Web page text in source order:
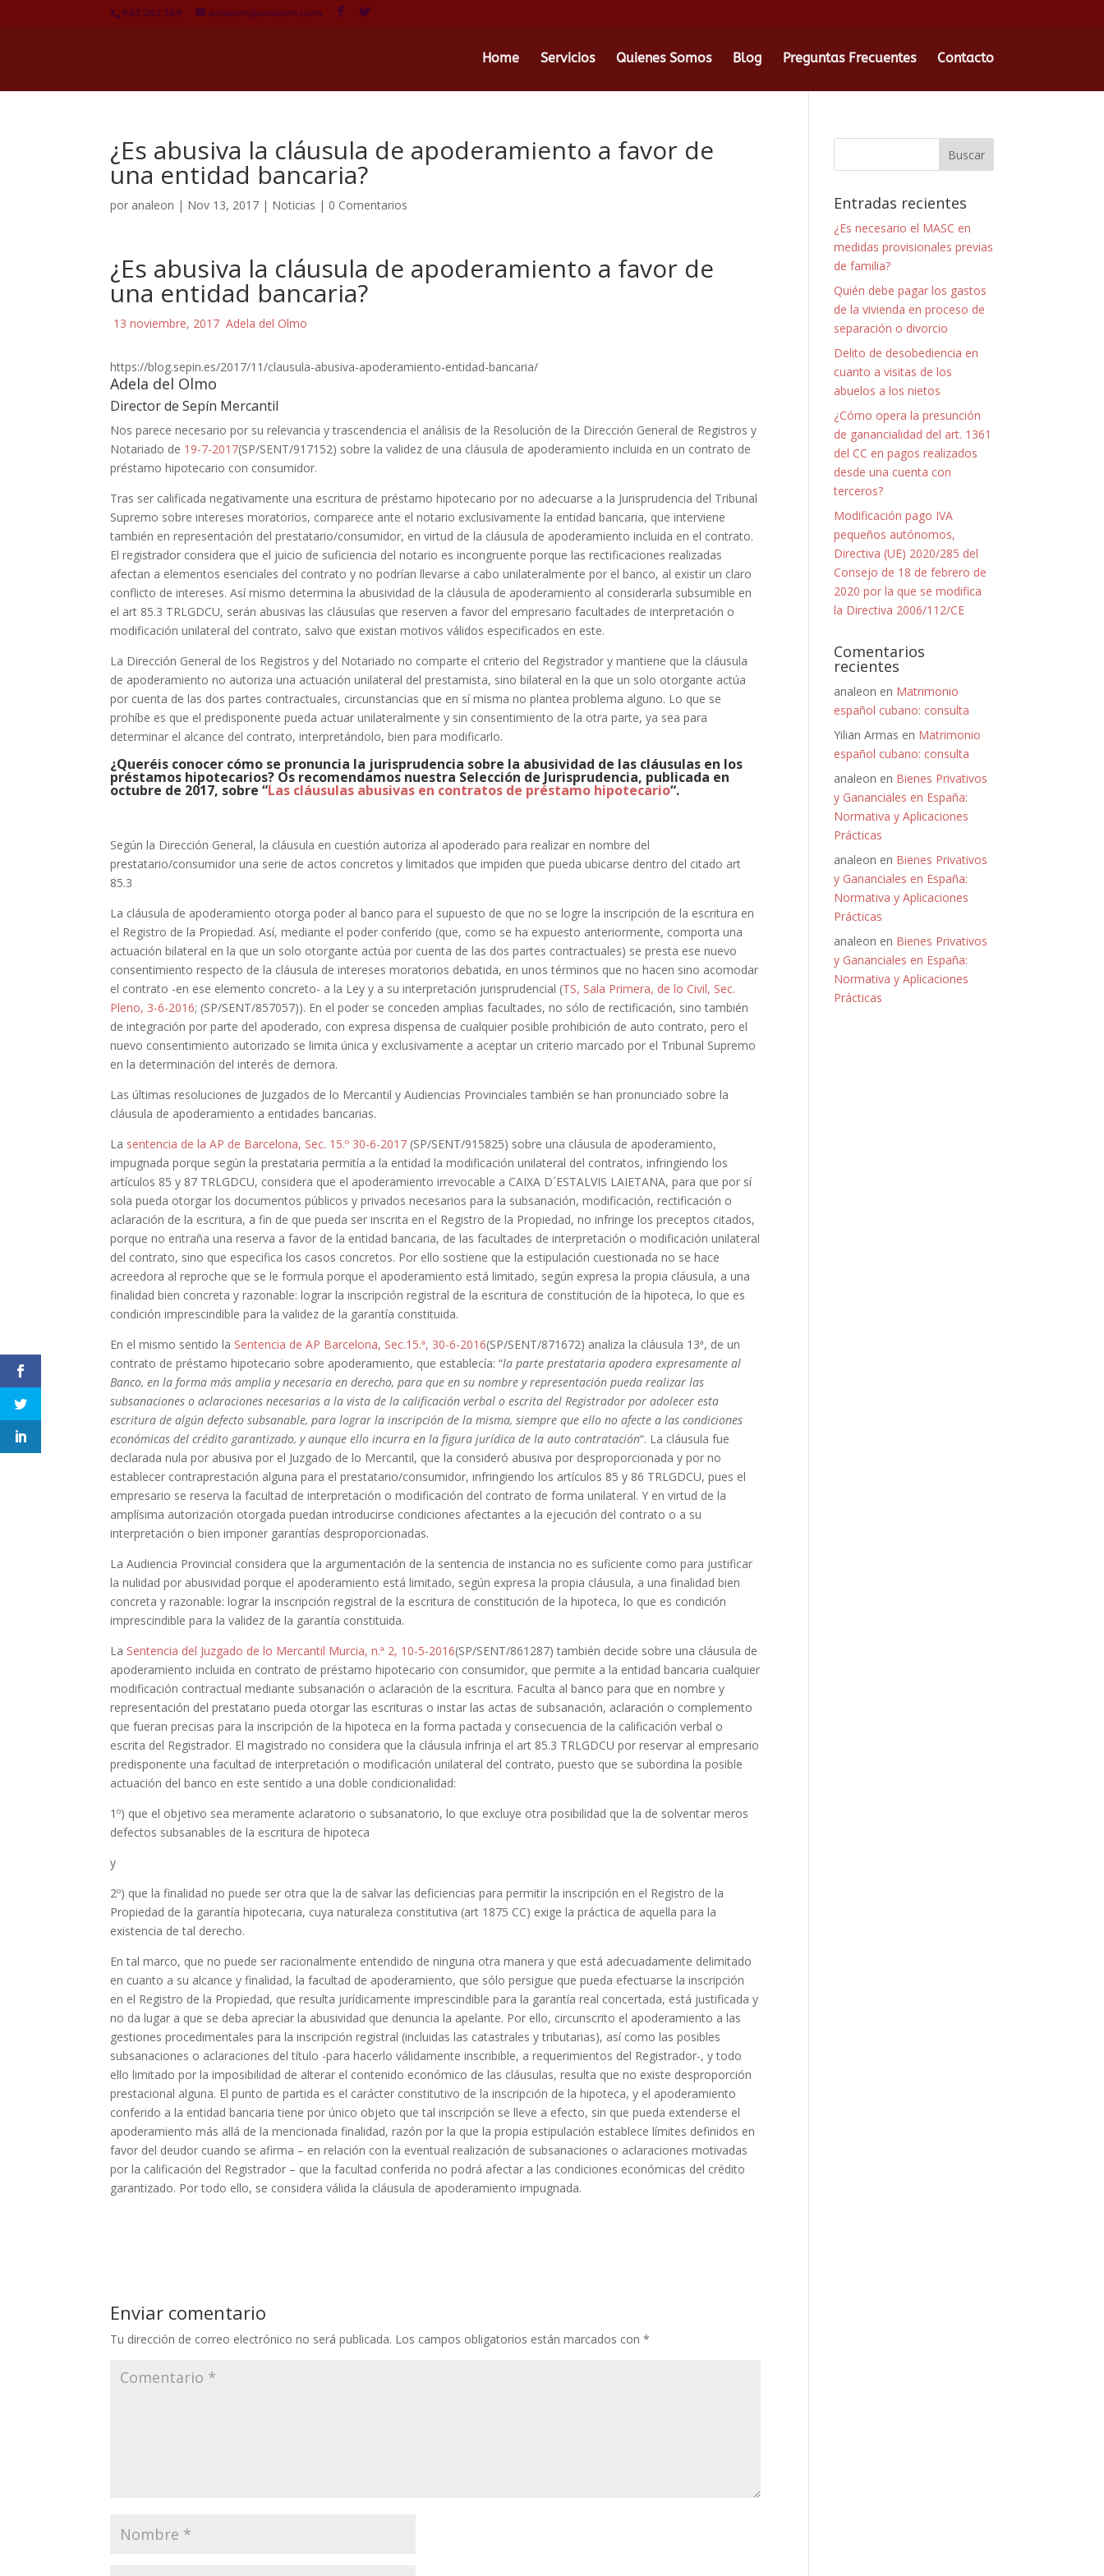
983 262 389 analeon@analeon.com
Home Servicios Quienes Somos Blog Preguntas Frecuentes Contacto
¿Es abusiva la cláusula de apoderamiento a favor de
una entidad bancaria?
por analeon | Nov 13, 2017 | Noticias | 0 Comentarios
¿Es abusiva la cláusula de apoderamiento a favor de
una entidad bancaria?
13 noviembre, 2017 Adela del Olmo
https://blog.sepin.es/2017/11/clausula-abusiva-apoderamiento-entidad-bancaria/
Adela del Olmo
Director de Sepín Mercantil
Nos parece necesario por su relevancia y trascendencia el análisis de la Resolución de la Dirección General de Registros y
Notariado de 19-7-2017(SP/SENT/917152) sobre la validez de una cláusula de apoderamiento incluida en un contrato de
préstamo hipotecario con consumidor.
Tras ser calificada negativamente una escritura de préstamo hipotecario por no adecuarse a la Jurisprudencia del Tribunal
Supremo sobre intereses moratorios, comparece ante el notario exclusivamente la entidad bancaria, que interviene
también en representación del prestatario/consumidor, en virtud de la cláusula de apoderamiento incluida en el contrato.
El registrador considera que el juicio de suficiencia del notario es incongruente porque las rectificaciones realizadas
afectan a elementos esenciales del contrato y no podrían llevarse a cabo unilateralmente por el banco, al existir un claro
conflicto de intereses. Así mismo determina la abusividad de la cláusula de apoderamiento al considerarla subsumible en
el art 85.3 TRLGDCU, serán abusivas las cláusulas que reserven a favor del empresario facultades de interpretación o
modificación unilateral del contrato, salvo que existan motivos válidos especificados en este.
La Dirección General de los Registros y del Notariado no comparte el criterio del Registrador y mantiene que la cláusula
de apoderamiento no autoriza una actuación unilateral del prestamista, sino bilateral en la que un solo otorgante actúa
por cuenta de las dos partes contractuales, circunstancias que en sí misma no plantea problema alguno. Lo que se
prohíbe es que el predisponente pueda actuar unilateralmente y sin consentimiento de la otra parte, ya sea para
determinar el alcance del contrato, interpretándolo, bien para modificarlo.
¿Queréis conocer cómo se pronuncia la jurisprudencia sobre la abusividad de las cláusulas en los
préstamos hipotecarios? Os recomendamos nuestra Selección de Jurisprudencia, publicada en
octubre de 2017, sobre “Las cláusulas abusivas en contratos de préstamo hipotecario“.
Según la Dirección General, la cláusula en cuestión autoriza al apoderado para realizar en nombre del
prestatario/consumidor una serie de actos concretos y limitados que impiden que pueda ubicarse dentro del citado art
85.3
La cláusula de apoderamiento otorga poder al banco para el supuesto de que no se logre la inscripción de la escritura en
el Registro de la Propiedad. Así, mediante el poder conferido (que, como se ha expuesto anteriormente, comporta una
actuación bilateral en la que un solo otorgante actúa por cuenta de las dos partes contractuales) se presta ese nuevo
consentimiento respecto de la cláusula de intereses moratorios debatida, en unos términos que no hacen sino acomodar
el contrato -en ese elemento concreto- a la Ley y a su interpretación jurisprudencial (TS, Sala Primera, de lo Civil, Sec.
Pleno, 3-6-2016; (SP/SENT/857057)). En el poder se conceden amplias facultades, no sólo de rectificación, sino también
de integración por parte del apoderado, con expresa dispensa de cualquier posible prohibición de auto contrato, pero el
nuevo consentimiento autorizado se limita única y exclusivamente a aceptar un criterio marcado por el Tribunal Supremo
en la determinación del interés de demora.
Las últimas resoluciones de Juzgados de lo Mercantil y Audiencias Provinciales también se han pronunciado sobre la
cláusula de apoderamiento a entidades bancarias.
La sentencia de la AP de Barcelona, Sec. 15.º 30-6-2017 (SP/SENT/915825) sobre una cláusula de apoderamiento,
impugnada porque según la prestataria permitía a la entidad la modificación unilateral del contratos, infringiendo los
artículos 85 y 87 TRLGDCU, considera que el apoderamiento irrevocable a CAIXA D´ESTALVIS LAIETANA, para que por sí
sola pueda otorgar los documentos públicos y privados necesarios para la subsanación, modificación, rectificación o
aclaración de la escritura, a fin de que pueda ser inscrita en el Registro de la Propiedad, no infringe los preceptos citados,
porque no entraña una reserva a favor de la entidad bancaria, de las facultades de interpretación o modificación unilateral
del contrato, sino que especifica los casos concretos. Por ello sostiene que la estipulación cuestionada no se hace
acreedora al reproche que se le formula porque el apoderamiento está limitado, según expresa la propia cláusula, a una
finalidad bien concreta y razonable: lograr la inscripción registral de la escritura de constitución de la hipoteca, lo que es
condición imprescindible para la validez de la garantía constituida.
En el mismo sentido la Sentencia de AP Barcelona, Sec.15.ª, 30-6-2016(SP/SENT/871672) analiza la cláusula 13ª, de un
contrato de préstamo hipotecario sobre apoderamiento, que establecía: “la parte prestataria apodera expresamente al
Banco, en la forma más amplia y necesaria en derecho, para que en su nombre y representación pueda realizar las
subsanaciones o aclaraciones necesarias a la vista de la calificación verbal o escrita del Registrador por adolecer esta
escritura de algún defecto subsanable, para lograr la inscripción de la misma, siempre que ello no afecte a las condiciones
económicas del crédito garantizado, y aunque ello incurra en la figura jurídica de la auto contratación“. La cláusula fue
declarada nula por abusiva por el Juzgado de lo Mercantil, que la consideró abusiva por desproporcionada y por no
establecer contraprestación alguna para el prestatario/consumidor, infringiendo los artículos 85 y 86 TRLGDCU, pues el
empresario se reserva la facultad de interpretación o modificación del contrato de forma unilateral. Y en virtud de la
amplísima autorización otorgada puedan introducirse condiciones afectantes a la ejecución del contrato o a su
interpretación o bien imponer garantías desproporcionadas.
La Audiencia Provincial considera que la argumentación de la sentencia de instancia no es suficiente como para justificar
la nulidad por abusividad porque el apoderamiento está limitado, según expresa la propia cláusula, a una finalidad bien
concreta y razonable: lograr la inscripción registral de la escritura de constitución de la hipoteca, lo que es condición
imprescindible para la validez de la garantía constituida.
La Sentencia del Juzgado de lo Mercantil Murcia, n.ª 2, 10-5-2016(SP/SENT/861287) también decide sobre una cláusula de
apoderamiento incluida en contrato de préstamo hipotecario con consumidor, que permite a la entidad bancaria cualquier
modificación contractual mediante subsanación o aclaración de la escritura. Faculta al banco para que en nombre y
representación del prestatario pueda otorgar las escrituras o instar las actas de subsanación, aclaración o complemento
que fueran precisas para la inscripción de la hipoteca en la forma pactada y consecuencia de la calificación verbal o
escrita del Registrador. El magistrado no considera que la cláusula infrinja el art 85.3 TRLGDCU por reservar al empresario
predisponente una facultad de interpretación o modificación unilateral del contrato, puesto que se subordina la posible
actuación del banco en este sentido a una doble condicionalidad:
1º) que el objetivo sea meramente aclaratorio o subsanatorio, lo que excluye otra posibilidad que la de solventar meros
defectos subsanables de la escritura de hipoteca
y
2º) que la finalidad no puede ser otra que la de salvar las deficiencias para permitir la inscripción en el Registro de la
Propiedad de la garantía hipotecaria, cuya naturaleza constitutiva (art 1875 CC) exige la práctica de aquella para la
existencia de tal derecho.
En tal marco, que no puede ser racionalmente entendido de ninguna otra manera y que está adecuadamente delimitado
en cuanto a su alcance y finalidad, la facultad de apoderamiento, que sólo persigue que pueda efectuarse la inscripción
en el Registro de la Propiedad, que resulta jurídicamente imprescindible para la garantía real concertada, está justificada y
no da lugar a que se deba apreciar la abusividad que denuncia la apelante. Por ello, circunscrito el apoderamiento a las
gestiones procedimentales para la inscripción registral (incluidas las catastrales y tributarias), así como las posibles
subsanaciones o aclaraciones del título -para hacerlo válidamente inscribible, a requerimientos del Registrador-, y todo
ello limitado por la imposibilidad de alterar el contenido económico de las cláusulas, resulta que no existe desproporción
prestacional alguna. El punto de partida es el carácter constitutivo de la inscripción de la hipoteca, y el apoderamiento
conferido a la entidad bancaria tiene por único objeto que tal inscripción se lleve a efecto, sin que pueda extenderse el
apoderamiento más allá de la mencionada finalidad, razón por la que la propia estipulación establece límites definidos en
favor del deudor cuando se afirma – en relación con la eventual realización de subsanaciones o aclaraciones motivadas
por la calificación del Registrador – que la facultad conferida no podrá afectar a las condiciones económicas del crédito
garantizado. Por todo ello, se considera válida la cláusula de apoderamiento impugnada.
Enviar comentario
Tu dirección de correo electrónico no será publicada. Los campos obligatorios están marcados con*
Entradas recientes
¿Es necesario el MASC en
medidas provisionales previas
de familia?
Quién debe pagar los gastos
de la vivienda en proceso de
separación o divorcio
Delito de desobediencia en
cuanto a visitas de los
abuelos a los nietos
¿Cómo opera la presunción
de ganancialidad del art. 1361
del CC en pagos realizados
desde una cuenta con
terceros?
Modificación pago IVA
pequeños autónomos,
Directiva (UE) 2020/285 del
Consejo de 18 de febrero de
2020 por la que se modifica
la Directiva 2006/112/CE
Comentarios
recientes
analeon en Matrimonio
español cubano: consulta
Yilian Armas en Matrimonio
español cubano: consulta
analeon en Bienes Privativos
y Gananciales en España:
Normativa y Aplicaciones
Prácticas
analeon en Bienes Privativos
y Gananciales en España:
Normativa y Aplicaciones
Prácticas
analeon en Bienes Privativos
y Gananciales en España:
Normativa y Aplicaciones
Prácticas